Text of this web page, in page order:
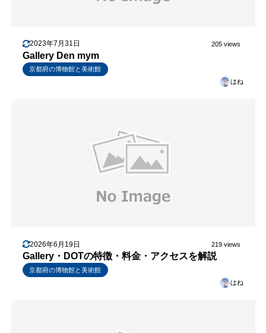
2023年7月31日 205 views
Gallery Den mym
京都府の博物館と美術館
はね
2026年6月19日 219 views
Gallery・DOTの特徴・料金・アクセスを解説
京都府の博物館と美術館
はね